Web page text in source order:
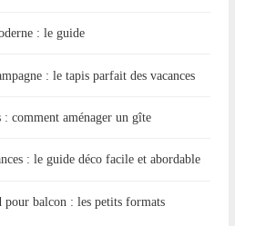
: le guide
: le tapis parfait des vacances
: comment aménager un gîte
: le guide déco facile et abordable
pour balcon : les petits formats